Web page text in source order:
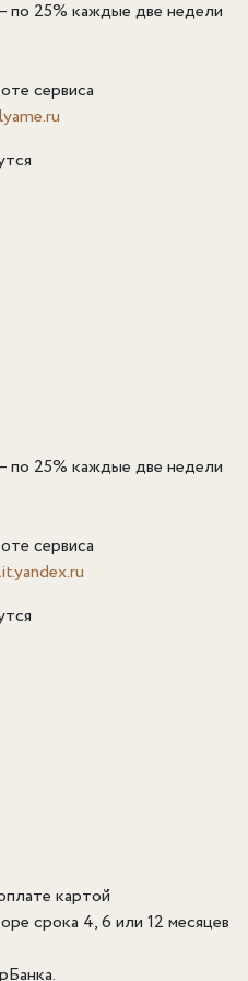
по 25% каждые две недели
сервиса
по 25% каждые две недели
сервиса
картой
срока 4, 6 или 12 месяцев